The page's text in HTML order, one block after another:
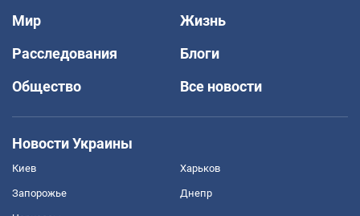
Мир
Жизнь
Расследования
Блоги
Общество
Все новости
Новости Украины
Киев Харьков
Запорожье Днепр